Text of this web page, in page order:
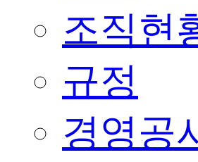
조직현
규정
경영공